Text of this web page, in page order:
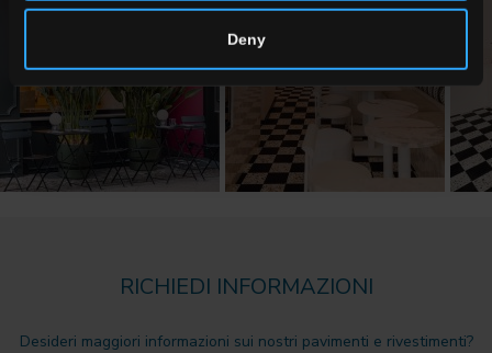
Deny
RICHIEDI INFORMAZIONI
Desideri maggiori informazioni sui nostri pavimenti e rivestimenti?